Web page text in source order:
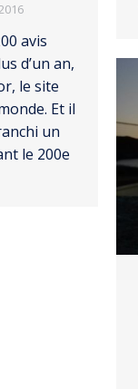
avis
d’un an,
le site
Et il
un
le 200e